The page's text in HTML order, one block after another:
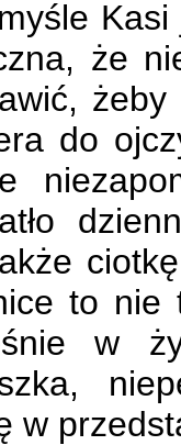
że
żeby
do
to nie
w
w